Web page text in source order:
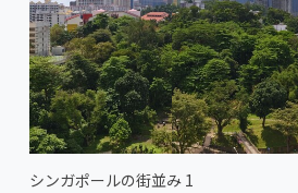
シンガポールの街並み 1